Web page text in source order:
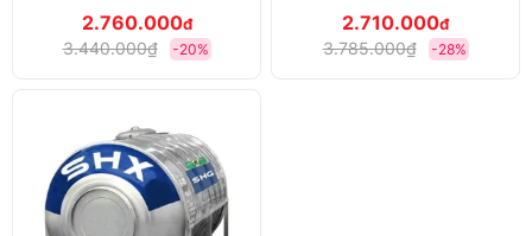
2.760.000đ
3.440.000₫ -20%
2.710.000đ
3.785.000₫ -28%